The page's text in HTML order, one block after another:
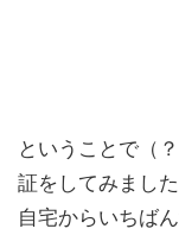
ということで（
証をしてみました
自宅からいちば